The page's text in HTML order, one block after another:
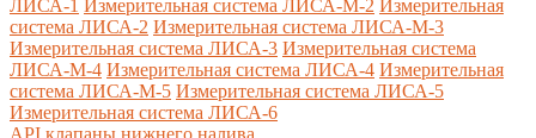
ЛИСА-1 Измерительная система ЛИСА-М-2 Измерительная
система ЛИСА-2 Измерительная система ЛИСА-М-3
Измерительная система ЛИСА-3 Измерительная система
ЛИСА-М-4 Измерительная система ЛИСА-4 Измерительная
система ЛИСА-М-5 Измерительная система ЛИСА-5
Измерительная система ЛИСА-6
API клапаны нижнего налива